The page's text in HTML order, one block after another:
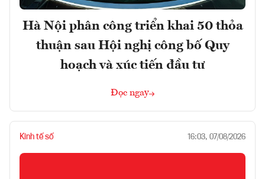
Hà Nội phân công triển khai 50 thỏa
thuận sau Hội nghị công bố Quy
hoạch và xúc tiến đầu tư
Đọc ngay
Kinh tế số 16:03, 07/08/2026